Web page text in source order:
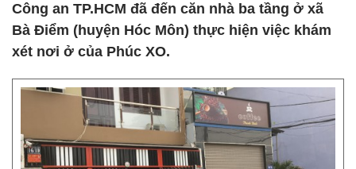
Công an TP.HCM đã đến căn nhà ba tầng ở xã
Bà Điểm (huyện Hóc Môn) thực hiện việc khám
xét nơi ở của Phúc XO.